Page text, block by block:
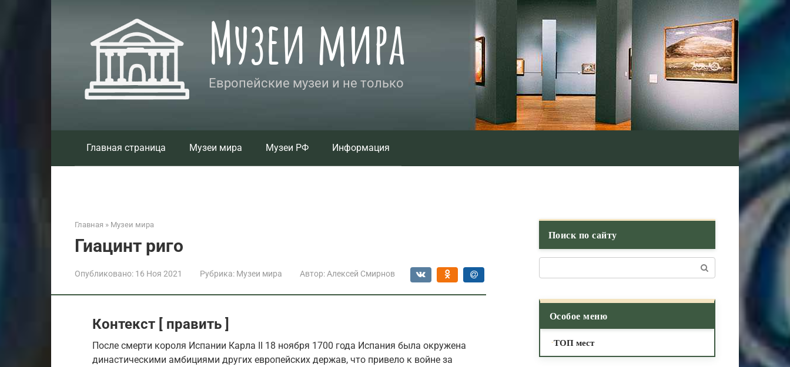
Музеи мира
Европейские музеи и не только
Главная страница Музеи мира Музеи РФ Информация
Главная » Музеи мира
Гиацинт риго
Опубликовано: 16 Ноя 2021 Рубрика: Музеи мира Автор: Алексей Смирнов
Контекст [ править ]
После смерти короля Испании Карла II 18 ноября 1700 года Испания была окружена
династическими амбициями других европейских держав, что привело к войне за
Поиск по сайту
Особое меню
ТОП мест